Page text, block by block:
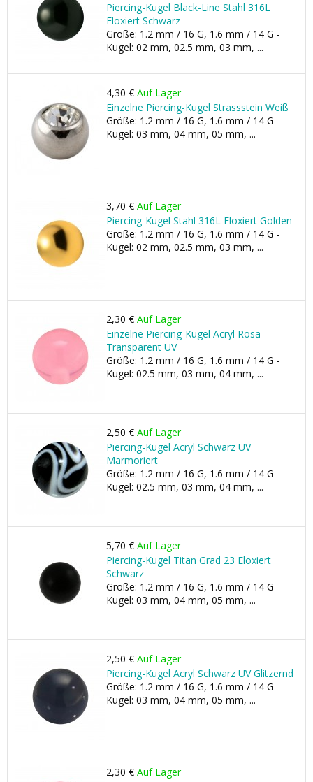
Piercing-Kugel Black-Line Stahl 316L
Eloxiert Schwarz
Größe: 1.2 mm / 16 G, 1.6 mm / 14 G -
Kugel: 02 mm, 02.5 mm, 03 mm, ...
4,30 € Auf Lager
Einzelne Piercing-Kugel Strassstein Weiß
Größe: 1.2 mm / 16 G, 1.6 mm / 14 G -
Kugel: 03 mm, 04 mm, 05 mm, ...
3,70 € Auf Lager
Piercing-Kugel Stahl 316L Eloxiert Golden
Größe: 1.2 mm / 16 G, 1.6 mm / 14 G -
Kugel: 02 mm, 02.5 mm, 03 mm, ...
2,30 € Auf Lager
Einzelne Piercing-Kugel Acryl Rosa
Transparent UV
Größe: 1.2 mm / 16 G, 1.6 mm / 14 G -
Kugel: 02.5 mm, 03 mm, 04 mm, ...
2,50 € Auf Lager
Piercing-Kugel Acryl Schwarz UV
Marmoriert
Größe: 1.2 mm / 16 G, 1.6 mm / 14 G -
Kugel: 02.5 mm, 03 mm, 04 mm, ...
5,70 € Auf Lager
Piercing-Kugel Titan Grad 23 Eloxiert
Schwarz
Größe: 1.2 mm / 16 G, 1.6 mm / 14 G -
Kugel: 03 mm, 04 mm, 05 mm, ...
2,50 € Auf Lager
Piercing-Kugel Acryl Schwarz UV Glitzernd
Größe: 1.2 mm / 16 G, 1.6 mm / 14 G -
Kugel: 03 mm, 04 mm, 05 mm, ...
2,30 € Auf Lager